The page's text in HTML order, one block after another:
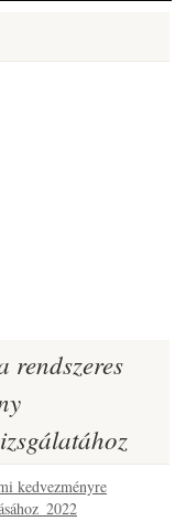
rendszeres
kedvezményre